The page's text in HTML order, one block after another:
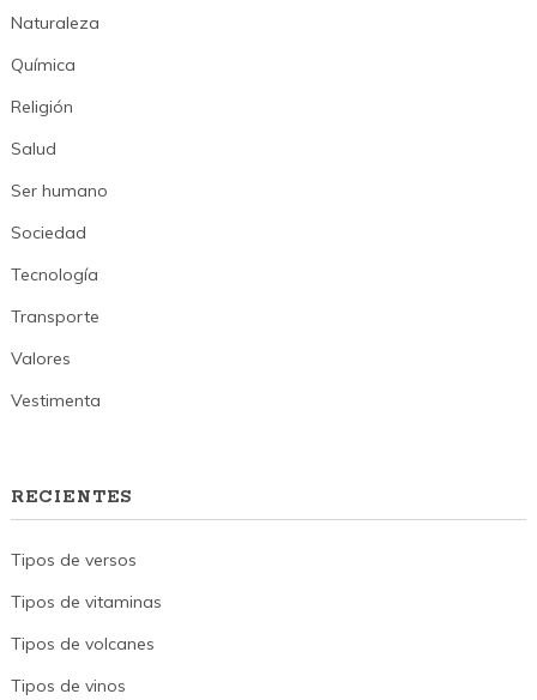
Naturaleza
Química
Religión
Salud
Ser humano
Sociedad
Tecnología
Transporte
Valores
Vestimenta
RECIENTES
Tipos de versos
Tipos de vitaminas
Tipos de volcanes
Tipos de vinos